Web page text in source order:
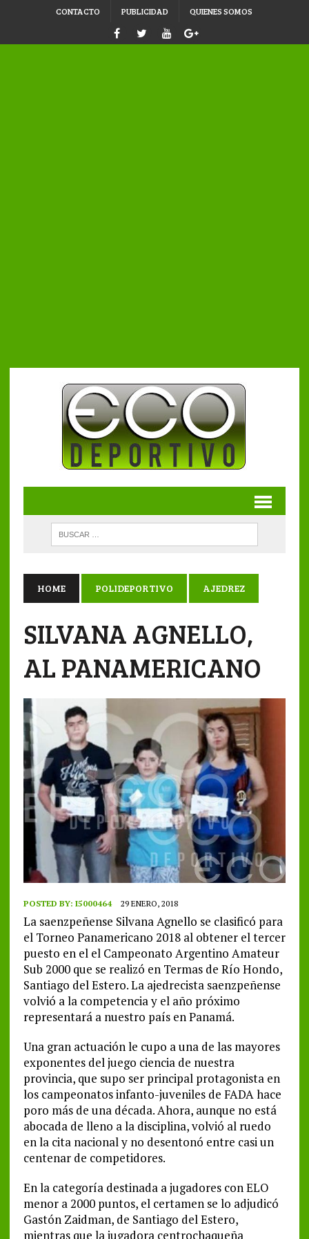
CONTACTO PUBLICIDAD QUIENES SOMOS
HOME POLIDEPORTIVO AJEDREZ
SILVANA AGNELLO,
AL PANAMERICANO
POSTED BY: I5000464 29 ENERO, 2018
La saenzpeñense Silvana Agnello se clasificó para
el Torneo Panamericano 2018 al obtener el tercer
puesto en el el Campeonato Argentino Amateur
Sub 2000 que se realizó en Termas de Río Hondo,
Santiago del Estero. La ajedrecista saenzpeñense
volvió a la competencia y el año próximo
representará a nuestro país en Panamá.
Una gran actuación le cupo a una de las mayores
exponentes del juego ciencia de nuestra
provincia, que supo ser principal protagonista en
los campeonatos infanto-juveniles de FADA hace
poro más de una década. Ahora, aunque no está
abocada de lleno a la disciplina, volvió al ruedo
en la cita nacional y no desentonó entre casi un
centenar de competidores.
En la categoría destinada a jugadores con ELO
menor a 2000 puntos, el certamen se lo adjudicó
Gastón Zaidman, de Santiago del Estero,
mientras que la jugadora centrochaqueña